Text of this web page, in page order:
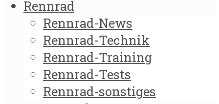
Rennrad
Rennrad-News
Rennrad-Technik
Rennrad-Training
Rennrad-Tests
Rennrad-sonstiges